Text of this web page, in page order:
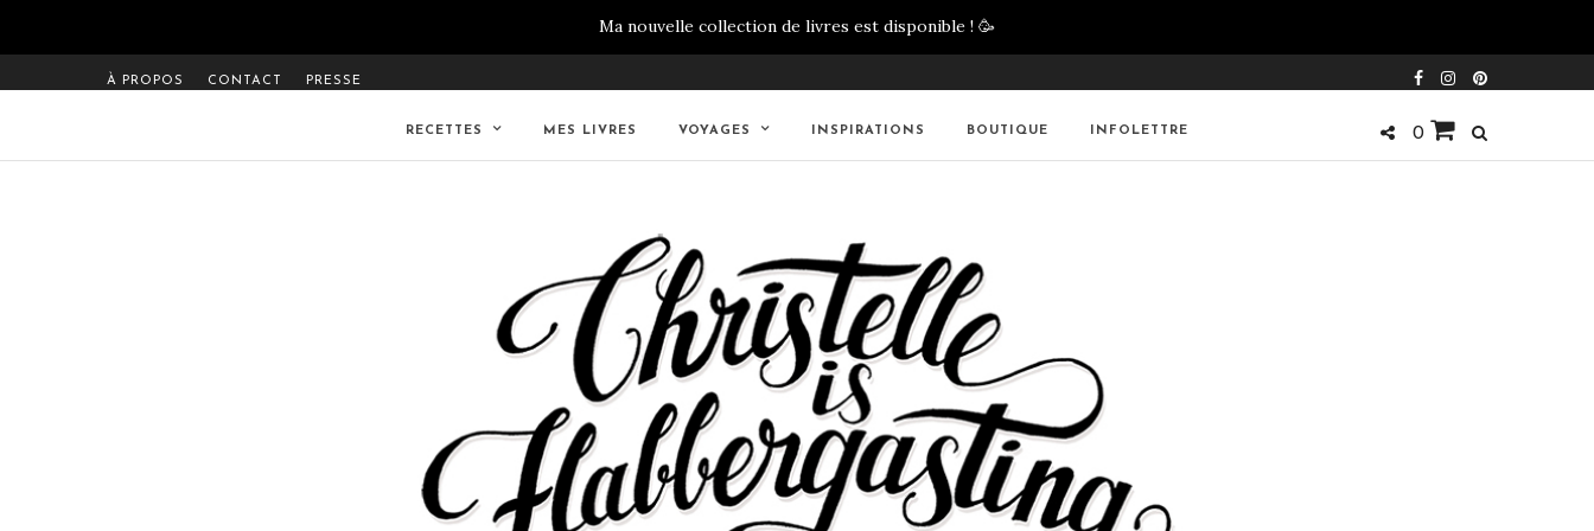
Ma nouvelle collection de livres est disponible ! 🥳
À PROPOS CONTACT PRESSE
RECETTES MES LIVRES VOYAGES INSPIRATIONS BOUTIQUE INFOLETTRE 0